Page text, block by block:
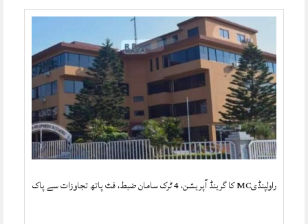
راولپنڈیMC کا گرینڈ آپریشن، 4 ٹرک سامان ضبط، فٹ پاتھ تجاوزات سے پاک